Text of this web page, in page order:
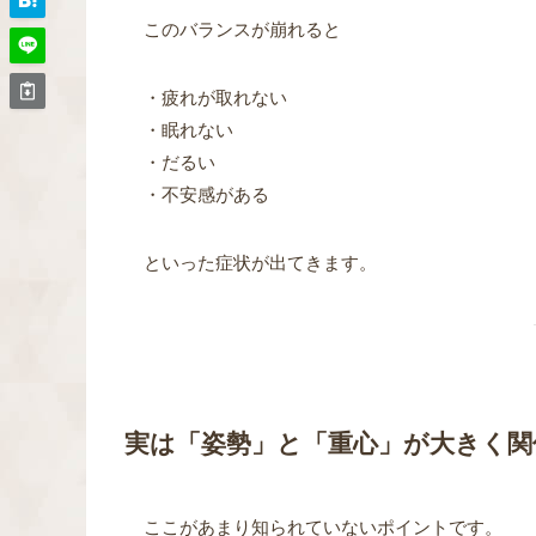
このバランスが崩れると
・疲れが取れない
・眠れない
・だるい
・不安感がある
といった症状が出てきます。
実は「姿勢」と「重心」が大きく
ここがあまり知られていないポイントです。